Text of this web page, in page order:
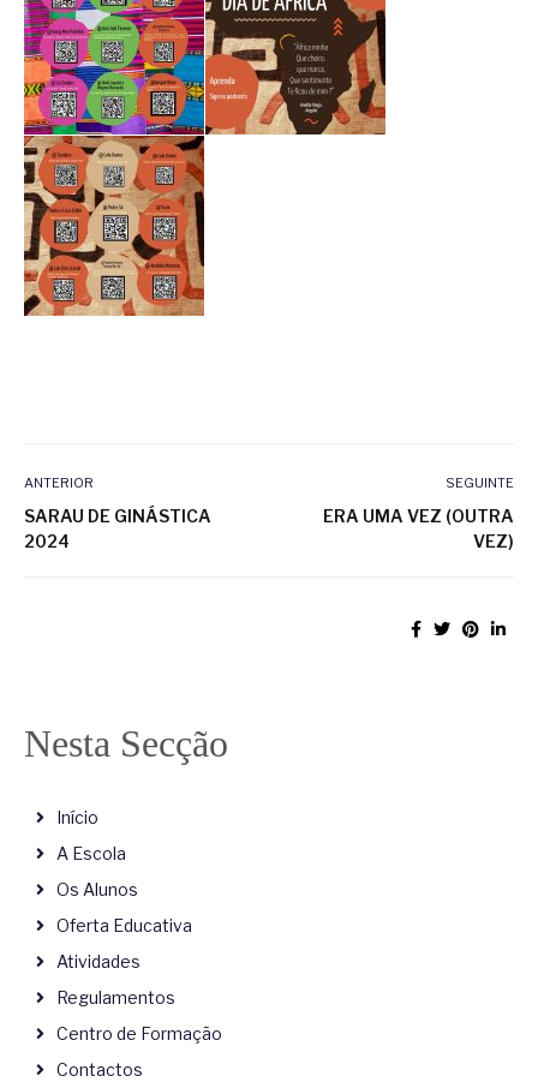
ANTERIOR
SARAU DE GINÁSTICA
2024
SEGUINTE
ERA UMA VEZ (OUTRA
VEZ)
Nesta Secção
Início
A Escola
Os Alunos
Oferta Educativa
Atividades
Regulamentos
Centro de Formação
Contactos